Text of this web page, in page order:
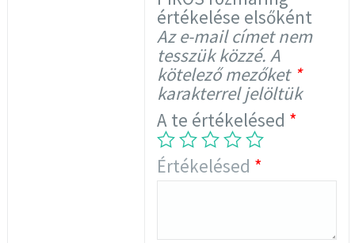
értékelése elsőként
Az e-mail címet nem
tesszük közzé. A
kötelező mezőket *
karakterrel jelöltük
A te értékelésed *
Értékelésed *